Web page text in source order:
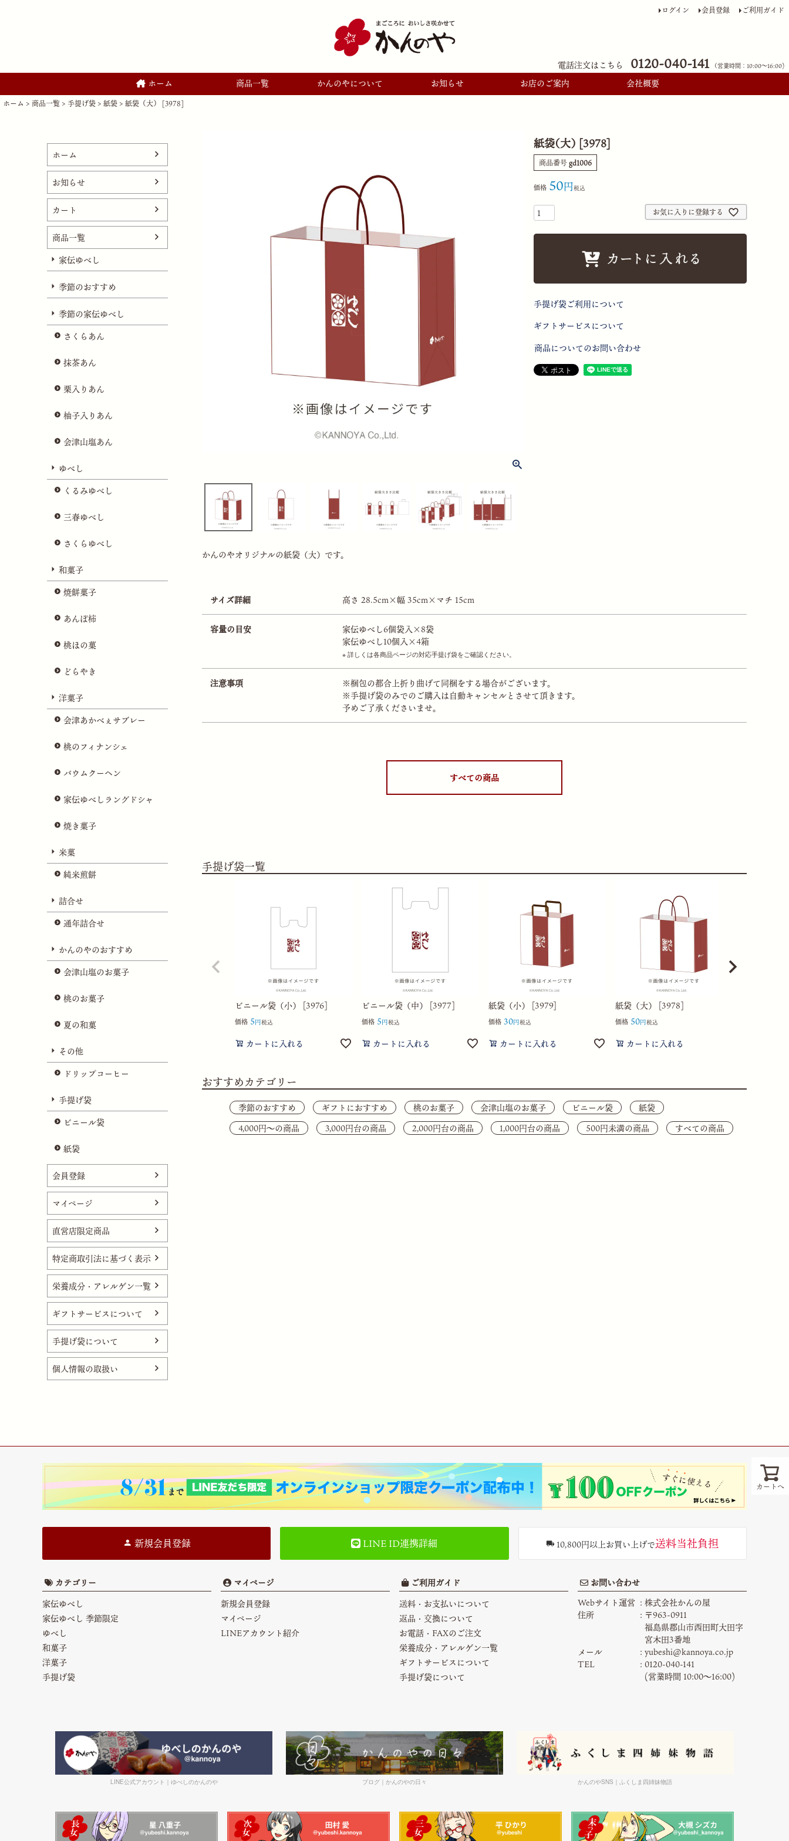
ログイン 会員登録 ご利用ガイド
電話注文はこちら 0120-040-141 （営業時間：10:00〜16:00)
ホーム 商品一覧 かんのやについて お知らせ お店のご案内 会社概要
ホーム 商品一覧 手提げ袋 紙袋 紙袋（大） [3978]
ホーム
お知らせ
カート
商品一覧
家伝ゆべし
季節のおすすめ
季節の家伝ゆべし
さくらあん
抹茶あん
栗入りあん
柚子入りあん
会津山塩あん
ゆべし
くるみゆべし
三春ゆべし
さくらゆべし
和菓子
焼餅菓子
あんぽ柿
桃ほの菓
どらやき
洋菓子
会津あかべぇサブレー
桃のフィナンシェ
バウムクーヘン
家伝ゆべしラングドシャ
焼き菓子
米菓
純米煎餅
詰合せ
通年詰合せ
かんのやのおすすめ
会津山塩のお菓子
桃のお菓子
夏の和菓
その他
ドリップコーヒー
手提げ袋
ビニール袋
紙袋
会員登録
マイページ
直営店限定商品
特定商取引法に基づく表示
栄養成分・アレルゲン一覧
ギフトサービスについて
手提げ袋について
個人情報の取扱い
紙袋（大） [3978]
商品番号 gd1006
価格 50 税込
お気に入りに登録する
手提げ袋ご利用について
ギフトサービスについて
商品についてのお問い合わせ
かんのやオリジナルの紙袋（大）です。
サイズ詳細 高さ 28.5cm×幅 35cm×マチ 15cm
容量の目安
家伝ゆべし6個袋入×8袋
家伝ゆべし10個入×4箱
詳しくは各商品ページの対応手提げ袋をご確認ください。
注意事項
※梱包の都合上折り曲げて同梱をする場合がございます。
※手提げ袋のみでのご購入は自動キャンセルとさせて頂きます。
予めご了承くださいませ。
すべての商品
手提げ袋一覧
ビニール袋（小） [3976]
価格 5 税込
カートに入れる
ビニール袋（中） [3977]
価格 5 税込
カートに入れる
紙袋（小） [3979]
価格 30 税込
カートに入れる
紙袋（大） [3978]
価格 50 税込
カートに入れる
おすすめカテゴリー
季節のおすすめ ギフトにおすすめ 桃のお菓子 会津山塩のお菓子 ビニール袋
紙袋
4,000円〜の商品
3,000円台の商品 2,000円台の商品 1,000円台の商品 500円未満の商品 すべての商品
カートへ
新規会員登録 LINE ID連携詳細 10,800円以上お買い上げで送料当社負担
カテゴリー
家伝ゆべし
家伝ゆべし 季節限定
ゆべし
和菓子
洋菓子
手提げ袋
マイページ
新規会員登録
マイページ
LINEアカウント紹介
ご利用ガイド
送料・お支払いについて
返品・交換について
お電話・FAXのご注文
栄養成分・アレルゲン一覧
ギフトサービスについて
手提げ袋について
お問い合わせ
Webサイト運営
株式会社かんの屋
住所
〒963-0911
福島県郡山市西田町大田字
宮木田3番地
メール
yubeshi@kannoya.co.jp
TEL
0120-040-141
(営業時間 10:00〜16:00)
LINE公式アカウント｜ゆべしのかんのや ブログ｜かんのやの日々 かんのやSNS｜ふくしま四姉妹物語